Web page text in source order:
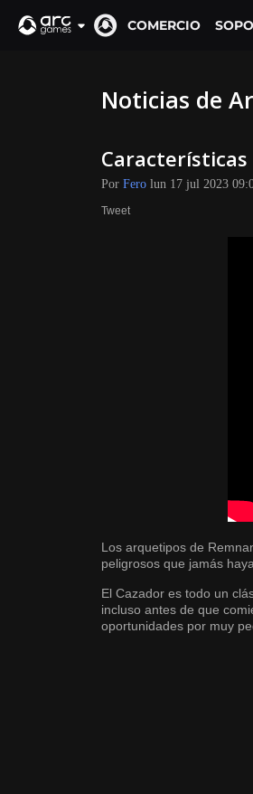
COMERCIO
Noticias de
Por Fero lun 17 jul 2023
Tweet
Los arquetipos de
peligrosos que jamás
El Cazador es todo un
incluso antes de que
oportunidades por muy